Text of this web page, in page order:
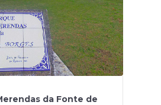
da Fonte de